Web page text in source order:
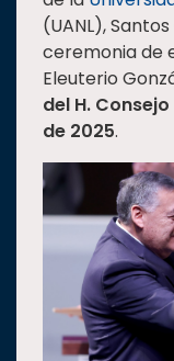
Estudiantes
Rectoría
Investigación
Internacionalización
Responsabilidad
Vinculación
Universiada
Nacional
(UANL),
ceremonia de
Eleuterio
del H.
de 2025.